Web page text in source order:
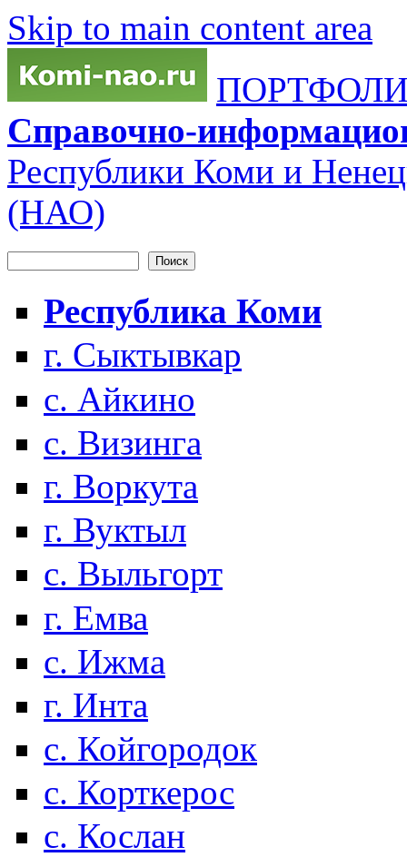
Skip to main content area
Справочно-
Республики Коми и
(НАО)
Форма поиска
Республика Коми
г. Сыктывкар
с. Айкино
с. Визинга
г. Воркута
г. Вуктыл
с. Выльгорт
г. Емва
с. Ижма
г. Инта
с. Койгородок
с. Корткерос
с. Кослан